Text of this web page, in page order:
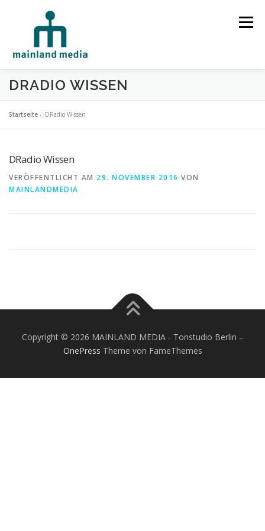
Menü
HOME STUDIO LEISTUNGEN
DRADIO WISSEN
Startseite »DRadio Wissen
DRadio Wissen
VERÖFFENTLICHT AM 29. NOVEMBER 2016 VON
MAINLANDMEDIA
Copyright © 2026 MAINLAND MEDIA - Tonstudio Berlin –
OnePress Theme von FameThemes